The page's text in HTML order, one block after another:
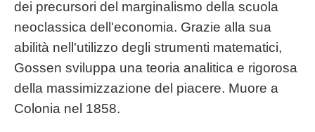
dei precursori del marginalismo della scuola
neoclassica dell'economia. Grazie alla sua
abilità nell'utilizzo degli strumenti matematici,
Gossen sviluppa una teoria analitica e rigorosa
della massimizzazione del piacere. Muore a
Colonia nel 1858.